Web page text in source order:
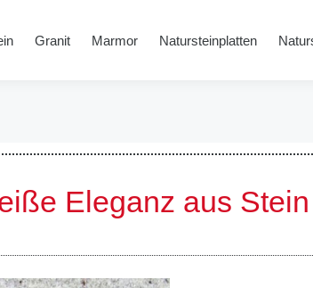
Granit Marmor Natursteinplatten
Eleganz aus Stein